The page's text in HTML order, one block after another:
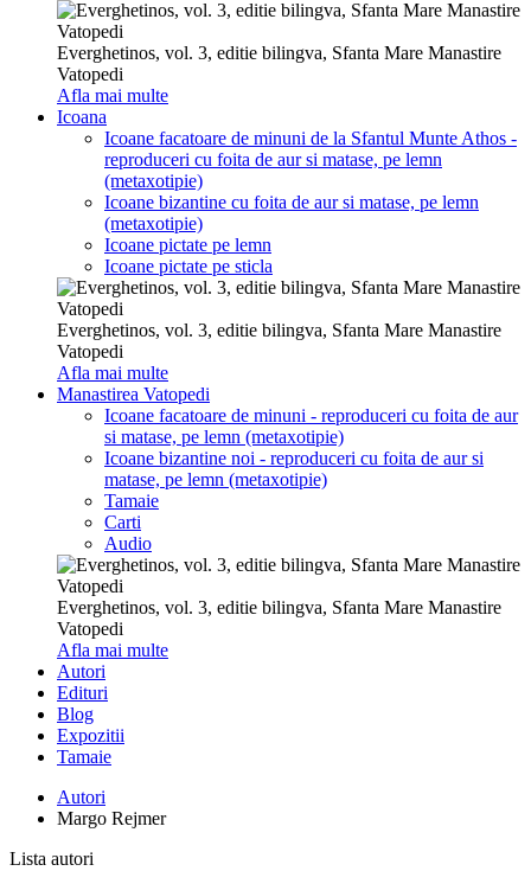
Everghetinos, vol. 3, editie bilingva, Sfanta Mare Manastire
Vatopedi
Afla mai multe
Icoana
Icoane facatoare de minuni de la Sfantul Munte Athos -
reproduceri cu foita de aur si matase, pe lemn
(metaxotipie)
Icoane bizantine cu foita de aur si matase, pe lemn
(metaxotipie)
Icoane pictate pe lemn
Icoane pictate pe sticla
Everghetinos, vol. 3, editie bilingva, Sfanta Mare Manastire
Vatopedi
Afla mai multe
Manastirea Vatopedi
Icoane facatoare de minuni - reproduceri cu foita de aur
si matase, pe lemn (metaxotipie)
Icoane bizantine noi - reproduceri cu foita de aur si
matase, pe lemn (metaxotipie)
Tamaie
Carti
Audio
Everghetinos, vol. 3, editie bilingva, Sfanta Mare Manastire
Vatopedi
Afla mai multe
Autori
Edituri
Blog
Expozitii
Tamaie
Autori
Margo Rejmer
Lista autori